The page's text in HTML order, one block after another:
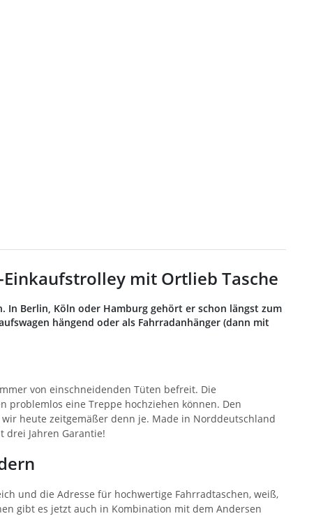
mit Ortlieb Tasche
In Berlin, Köln oder Hamburg gehört er schon längst zum
hängend oder als Fahrradanhänger (dann mit
von einschneidenden Tüten befreit. Die
problemlos eine Treppe hochziehen können. Den
heute zeitgemäßer denn je. Made in Norddeutschland
drei Jahren Garantie!
und die Adresse für hochwertige Fahrradtaschen, weiß,
gibt es jetzt auch in Kombination mit dem Andersen